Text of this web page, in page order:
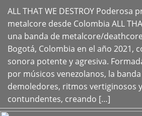
ALL THAT WE DESTROY Poderosa
metalcore desde Colombia ALL
una banda de metalcore/
Bogotá, Colombia en el año 2021,
sonora potente y agresiva.
por músicos venezolanos, la
demoledores, ritmos vertiginosos
contundentes, creando […]
+